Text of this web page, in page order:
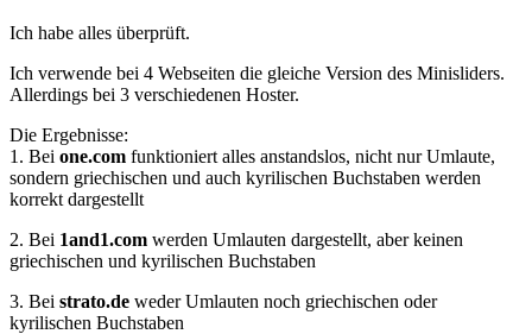
Ich habe alles überprüft.
Ich verwende bei 4 Webseiten die gleiche Version des Minisliders.
Allerdings bei 3 verschiedenen Hoster.
Die Ergebnisse:
1. Bei one.com funktioniert alles anstandslos, nicht nur Umlaute,
sondern griechischen und auch kyrilischen Buchstaben werden
korrekt dargestellt
2. Bei 1and1.com werden Umlauten dargestellt, aber keinen
griechischen und kyrilischen Buchstaben
3. Bei strato.de weder Umlauten noch griechischen oder
kyrilischen Buchstaben